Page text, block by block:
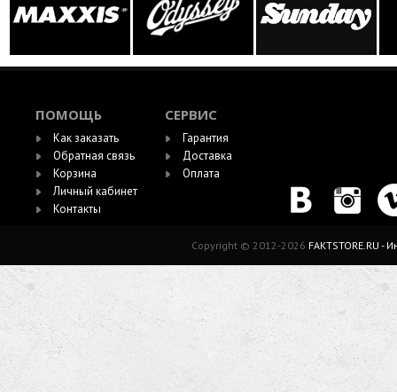
ПОМОЩЬ
Как заказать
Обратная связь
Корзина
Личный кабинет
Контакты
СЕРВИС
Гарантия
Доставка
Оплата
Copyright © 2012-2026 FAKTSTORE.RU